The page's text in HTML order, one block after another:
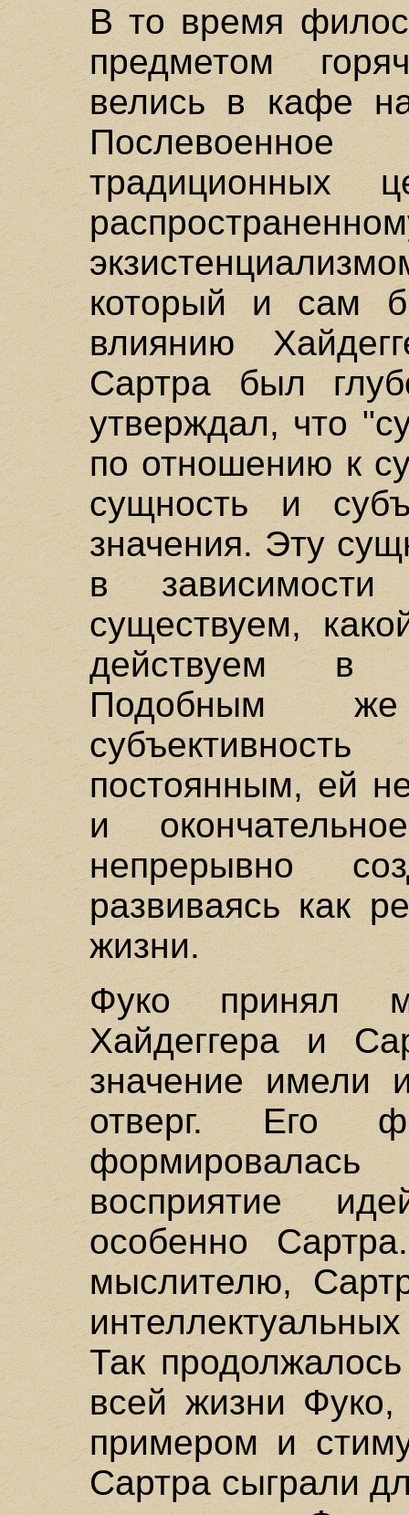
В то время
предметом
велись в кафе
традиционных
который и сам
влиянию
Сартра был
утверждал, что
по отношению к
сущность и
значения. Эту
в
существуем,
действуем в
Подобным
постоянным, ей
и
непрерывно
развиваясь как
жизни.
Фуко принял
Хайдеггера и
значение имели
отверг. Его
восприятие
особенно
мыслителю,
Так
всей жизни
примером и
Сартра сыграли